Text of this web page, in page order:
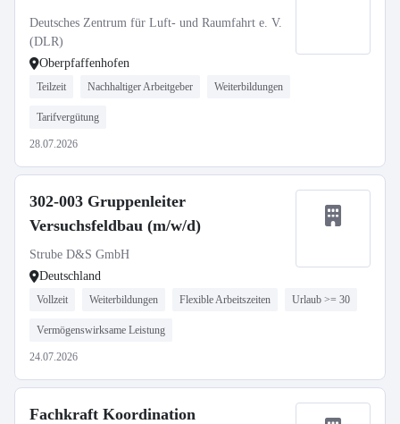
Deutsches Zentrum für Luft- und Raumfahrt e. V.
(DLR)
Oberpfaffenhofen
Teilzeit Nachhaltiger Arbeitgeber Weiterbildungen
Tarifvergütung
28.07.2026
302-003 Gruppenleiter
Versuchsfeldbau (m/w/d)
Strube D&S GmbH
Deutschland
Vollzeit Weiterbildungen Flexible Arbeitszeiten Urlaub >= 30
Vermögenswirksame Leistung
24.07.2026
Fachkraft Koordination